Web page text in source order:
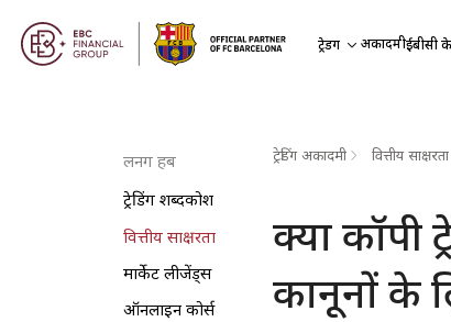
ट्रेडिंग अकादमीईबीसी
लर्निंग हब
ट्रेडिंग शब्दकोश
वित्तीय साक्षरता
मार्केट लीजेंड्स
ऑनलाइन कोर्स
ट्रेडिंग अकादमी वित्तीय साक्षरता
क्या कॉपी
कानूनों के